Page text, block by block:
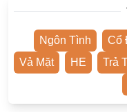
Ngược Nữ
Ngược Nam
Ngôn Tình Cổ
Vả Mặt
HE Trả